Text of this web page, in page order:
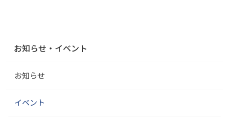
ゲ
シ
ン
お知らせ・イベント
お知らせ
イベント